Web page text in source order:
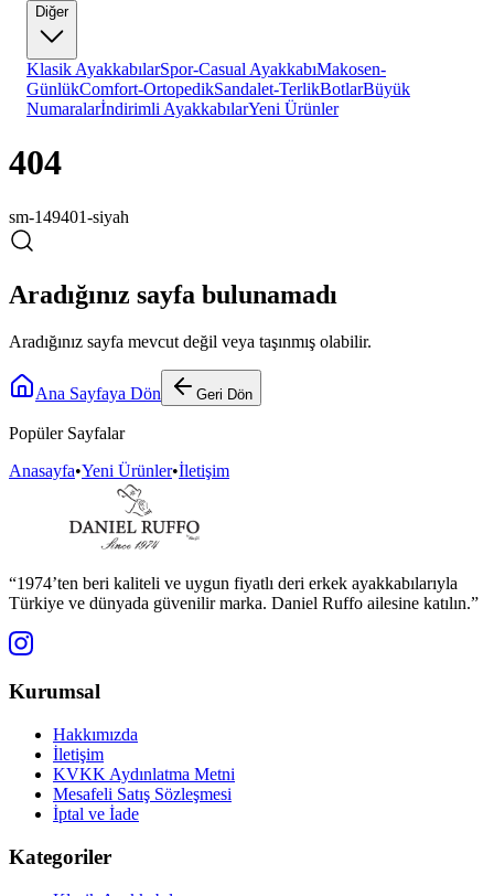
Diğer
Klasik AyakkabılarSpor-Casual AyakkabıMakosen-
GünlükComfort-OrtopedikSandalet-TerlikBotlarBüyük
Numaralarİndirimli AyakkabılarYeni Ürünler
404
sm-149401-siyah
Aradığınız sayfa bulunamadı
Aradığınız sayfa mevcut değil veya taşınmış olabilir.
Ana Sayfaya Dön Geri Dön
Popüler Sayfalar
Anasayfa•Yeni Ürünler•İletişim
“1974’ten beri kaliteli ve uygun fiyatlı deri erkek ayakkabılarıyla
Türkiye ve dünyada güvenilir marka. Daniel Ruffo ailesine katılın.”
Kurumsal
Hakkımızda
İletişim
KVKK Aydınlatma Metni
Mesafeli Satış Sözleşmesi
İptal ve İade
Kategoriler